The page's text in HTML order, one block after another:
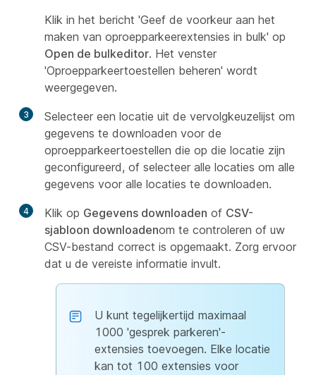
Klik in het bericht 'Geef de voorkeur aan het
maken van oproepparkeerextensies in bulk' op
Open de bulkeditor. Het venster
'Oproepparkeertoestellen beheren' wordt
weergegeven.
3
Selecteer een locatie uit de vervolgkeuzelijst om
gegevens te downloaden voor de
oproepparkeertoestellen die op die locatie zijn
geconfigureerd, of selecteer alle locaties om alle
gegevens voor alle locaties te downloaden.
4 Klik op Gegevens downloaden of CSV-
sjabloon downloadenom te controleren of uw
CSV-bestand correct is opgemaakt. Zorg ervoor
dat u de vereiste informatie invult.
U kunt tegelijkertijd maximaal
1000 'gesprek parkeren'-
extensies toevoegen. Elke locatie
kan tot 100 extensies voor